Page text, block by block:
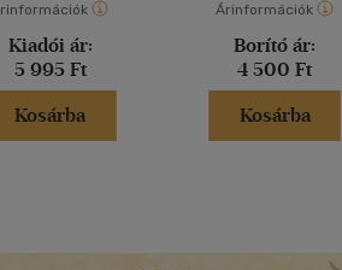
Kiadói ár:
5 995 Ft
Kosárba
Árinformációk
Borító ár:
4 500 Ft
Kosárba